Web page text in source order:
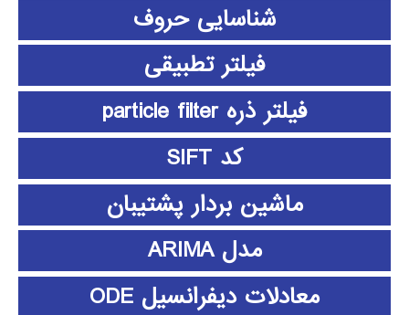
شناسایی حروف
فیلتر تطبیقی
فیلتر ذره particle filter
کد SIFT
ماشین بردار پشتیبان
مدل ARIMA
معادلات دیفرانسیل ODE